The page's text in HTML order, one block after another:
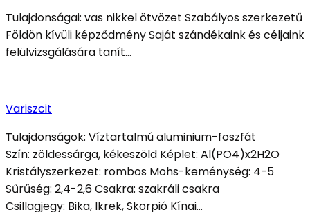
Tulajdonságai: vas nikkel ötvözet Szabályos szerkezetű
Földön kívüli képződmény Saját szándékaink és céljaink
felülvizsgálására tanít…
Variszcit
Tulajdonságok: Víztartalmú aluminium-foszfát
Szín: zöldessárga, kékeszöld Képlet: Al(PO4)x2H2O
Kristályszerkezet: rombos Mohs-keménység: 4-5
Sűrűség: 2,4-2,6 Csakra: szakráli csakra
Csillagjegy: Bika, Ikrek, Skorpió Kínai…